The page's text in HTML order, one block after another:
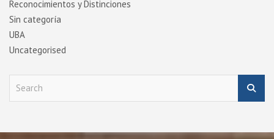
Reconocimientos y Distinciones
Sin categoría
UBA
Uncategorised
c